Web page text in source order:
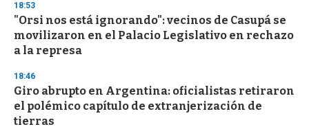
18:53
"Orsi nos está ignorando": vecinos de Casupá se
movilizaron en el Palacio Legislativo en rechazo
a la represa
18:46
Giro abrupto en Argentina: oficialistas retiraron
el polémico capítulo de extranjerización de
tierras